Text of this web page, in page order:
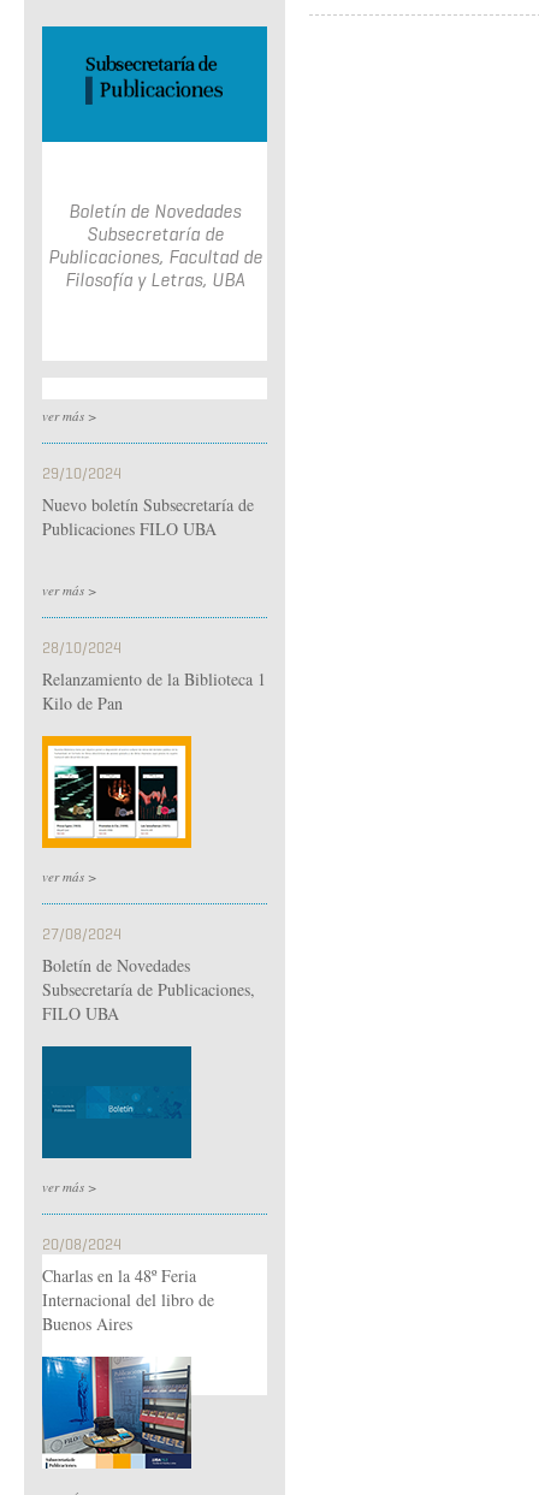
Boletín de Novedades
Subsecretaría de
Publicaciones, Facultad de
Filosofía y Letras, UBA
ver más >
29/10/2024
Nuevo boletín Subsecretaría de
Publicaciones FILO UBA
ver más >
28/10/2024
Relanzamiento de la Biblioteca 1
Kilo de Pan
ver más >
27/08/2024
Boletín de Novedades
Subsecretaría de Publicaciones,
FILO UBA
ver más >
20/08/2024
Charlas en la 48º Feria
Internacional del libro de
Buenos Aires